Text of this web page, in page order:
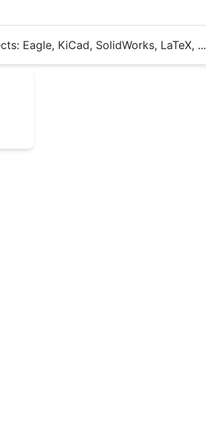
Eagle, KiCad, SolidWorks, LaTeX, ...